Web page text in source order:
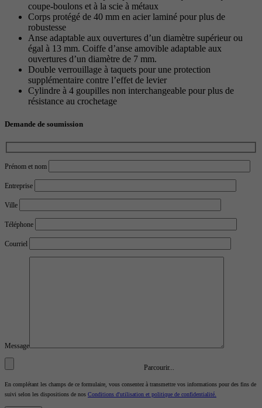
coupe-boulons et à la scie à métaux
Corps protégé de 40 mm en acier laminé pour plus de
robustesse
Anse adaptable aux ouvertures d’un diamètre supérieur ou
égal à 13 mm. Coiffe d’anse amovible adaptable aux
ouvertures d’un diamètre de 7 mm.
Double verrouillage à taquets pour une protection
supplémentaire contre l’effet de levier
Cylindre à 4 goupilles non interchangeable pour plus de
résistance au crochetage
Demande de soumission
Prénom et nom
Entreprise
Ville
Téléphone
Courriel
Message
Parcourir...
En complétant les champs de ce formulaire, vous consentez à transmettre vos informations pour des fins de
suivi selon les dispositions de nos Conditions d'utilisation et politique de confidentialité.